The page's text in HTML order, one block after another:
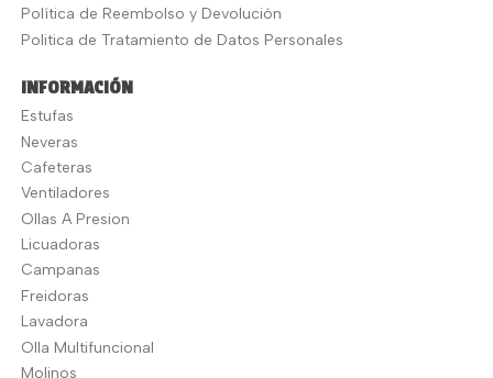
Política de Reembolso y Devolución
Politica de Tratamiento de Datos Personales
INFORMACIÓN
Estufas
Neveras
Cafeteras
Ventiladores
Ollas A Presion
Licuadoras
Campanas
Freidoras
Lavadora
Olla Multifuncional
Molinos